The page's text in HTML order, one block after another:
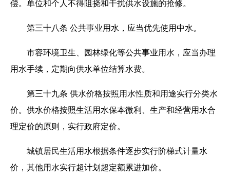
偿。单位和个人不得阻挠和干扰供水设施的抢修。
第三十八条 公共事业用水，应当优先使用中水。
市容环境卫生、园林绿化等公共事业用水，应当办理
用水手续，定期向供水单位结算水费。
第三十九条 供水价格按照用水性质和用途实行分类水
价。供水价格按照生活用水保本微利、生产和经营用水合
理定价的原则，实行政府定价。
城镇居民生活用水根据条件逐步实行阶梯式计量水
价，其他用水实行超计划超定额累进加价。